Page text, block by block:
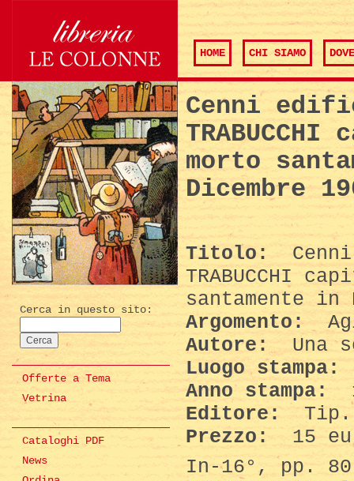
HOME CHI SIAMO
Cerca in questo sito:
Offerte a Tema
Vetrina
Cataloghi PDF
News
Cenni
morto
Dicembre
Titolo:
TRABUCCHI
santamente in
Argomento:
Autore:
Una
Luogo stampa:
Anno stampa:
Editore:
Tip.
Prezzo:
15
In-16°, pp.